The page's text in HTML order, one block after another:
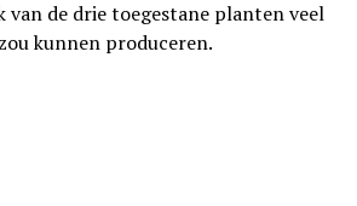
van de drie toegestane planten veel
kunnen produceren.